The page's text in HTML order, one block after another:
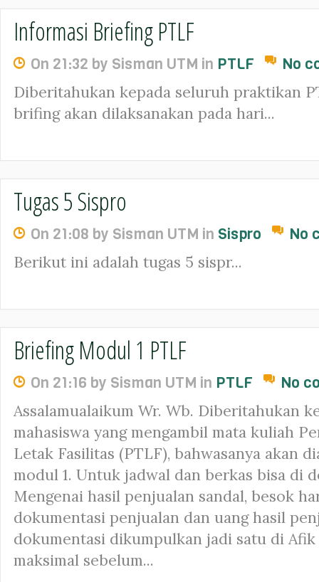
Informasi Briefing PTLF
On 21:32 by Sisman UTM in PTLF No
Diberitahukan kepada seluruh praktikan
brifing akan dilaksanakan pada hari...
Tugas 5 Sispro
On 21:08 by Sisman UTM in Sispro No
Berikut ini adalah tugas 5 sispr...
Briefing Modul 1 PTLF
On 21:16 by Sisman UTM in PTLF No
Assalamualaikum Wr. Wb. Diberitahukan
mahasiswa yang mengambil mata kuliah
Letak Fasilitas (PTLF), bahwasanya akan
modul 1. Untuk jadwal dan berkas bisa di
Mengenai hasil penjualan sandal, besok
dokumentasi penjualan dan uang hasil
dokumentasi dikumpulkan jadi satu di Afik
maksimal sebelum...